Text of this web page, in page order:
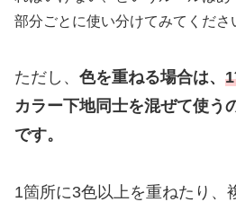
部分ごとに使い分けてみてくださ
ただし、 色を重ねる場合は、
カラー下地同士を混ぜて使う
です。
1箇所に3色以上を重ねたり、